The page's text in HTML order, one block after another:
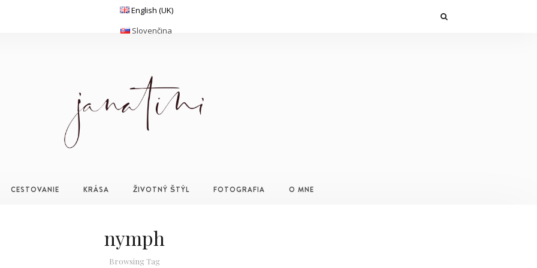
English (UK)
Slovenčina
CESTOVANIE KRÁSA ŽIVOTNÝ ŠTÝL FOTOGRAFIA O MNE
nymph
Browsing Tag